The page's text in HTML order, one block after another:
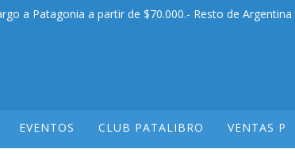
a Patagonia a partir de $70.000.- Resto de
EVENTOS CLUB PATALIBRO VENTAS